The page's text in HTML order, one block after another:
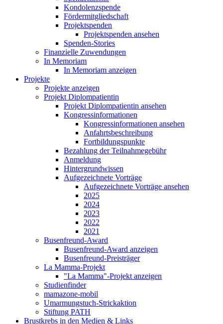
Kondolenzspende
Fördermitgliedschaft
Projektspenden
Projektspenden ansehen
Spenden-Stories
Finanzielle Zuwendungen
In Memoriam
In Memoriam anzeigen
Projekte
Projekte anzeigen
Projekt Diplompatientin
Projekt Diplompatientin ansehen
Kongressinformationen
Kongressinformationen ansehen
Anfahrtsbeschreibung
Fortbildungspunkte
Bezahlung der Teilnahmegebühr
Anmeldung
Hintergrundwissen
Aufgezeichnete Vorträge
Aufgezeichnete Vorträge ansehen
2025
2024
2023
2022
2021
Busenfreund-Award
Busenfreund-Award anzeigen
Busenfreund-Preisträger
La Mamma-Projekt
"La Mamma"-Projekt anzeigen
Studienfinder
mamazone-mobil
Umarmungstuch-Strickaktion
Stiftung PATH
Brustkrebs in den Medien & Links